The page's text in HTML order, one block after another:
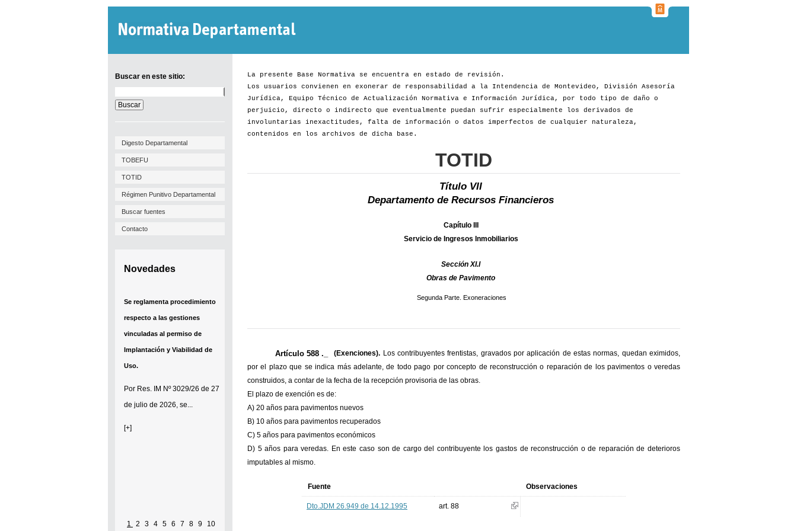
Buscar en este sitio:
en
este
sitio:
Digesto Departamental
TOBEFU
TOTID
Régimen Punitivo Departamental
Buscar fuentes
Contacto
Novedades
Se reglamenta procedimiento
respecto a las gestiones
vinculadas al permiso de
Implantación y Viabilidad de
Uso.
Por Res. IM Nº 3029/26 de 27
de julio de 2026, se...
[+]
1 2 3 4 5 6 7 8 9 10
La presente Base Normativa se encuentra en estado de revisión.
Los usuarios convienen en exonerar de responsabilidad a la Intendencia de Montevideo, División Asesoría
Jurídica, Equipo Técnico de Actualización Normativa e Información Jurídica, por todo tipo de daño o
perjuicio, directo o indirecto que eventualmente puedan sufrir especialmente los derivados de
involuntarias inexactitudes, falta de información o datos imperfectos de cualquier naturaleza,
contenidos en los archivos de dicha base.
TOTID
Título VII
Departamento de Recursos Financieros
Capítulo III
Servicio de Ingresos Inmobiliarios
Sección XI.I
Obras de Pavimento
Segunda Parte. Exoneraciones
Artículo 588 ._ (Exenciones). Los contribuyentes frentistas, gravados por aplicación de estas normas, quedan eximidos,
por el plazo que se indica más adelante, de todo pago por concepto de reconstrucción o reparación de los pavimentos o veredas
construidos, a contar de la fecha de la recepción provisoria de las obras.
El plazo de exención es de:
A) 20 años para pavimentos nuevos
B) 10 años para pavimentos recuperados
C) 5 años para pavimentos económicos
D) 5 años para veredas. En este caso son de cargo del contribuyente los gastos de reconstrucción o de reparación de deterioros
imputables al mismo.
Fuente Observaciones
Dto.JDM 26.949 de 14.12.1995 art. 88